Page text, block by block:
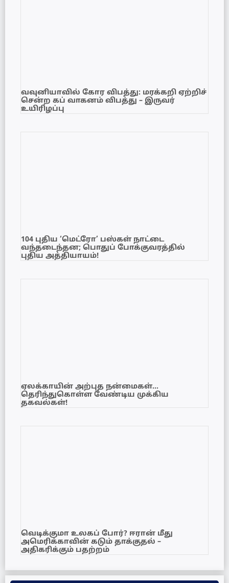
வவுனியாவில் கோர விபத்து: மரக்கறி ஏற்றிச்
சென்ற கப் வாகனம் விபத்து – இருவர்
உயிரிழப்பு
104 புதிய ‘மெட்ரோ’ பஸ்கள் நாட்டை
வந்தடைந்தன; பொதுப் போக்குவரத்தில்
புதிய அத்தியாயம்!
ஏலக்காயின் அற்புத நன்மைகள்…
தெரிந்துகொள்ள வேண்டிய முக்கிய
தகவல்கள்!
வெடிக்குமா உலகப் போர்? ஈரான் மீது
அமெரிக்காவின் கடும் தாக்குதல் –
அதிகரிக்கும் பதற்றம்